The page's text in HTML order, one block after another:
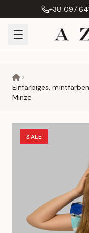
+38 097
Einfarbiges,
Minze
SALE